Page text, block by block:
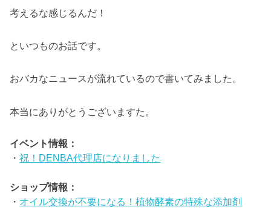
考えるな感じるんだ！
といつものお話です。
おバカなニュースが流れているので書いてみました。
本当にありがとうございますた。
イベント情報：
・祝！DENBA代理店になりました
ショップ情報：
・ オイル交換が不要になる！植物酵素の特殊な添加剤